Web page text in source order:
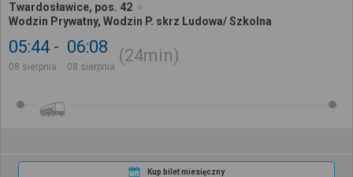
Twardosławice, pos. 42
Wodzin Prywatny, Wodzin P. skrz Ludowa/ Szkolna
05:44
08 sierpnia
06:08
08 sierpnia
24min
Kup bilet miesięczny